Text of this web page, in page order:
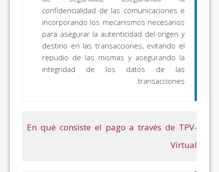
confidencialidad de las comunicaciones e
incorporando los mecanismos necesarios
para asegurar la autenticidad del origen y
destino en las transacciones, evitando el
repudio de las mismas y asegurando la
integridad de los datos de las
transacciones.
En qué consiste el pago a través de TPV-
Virtual